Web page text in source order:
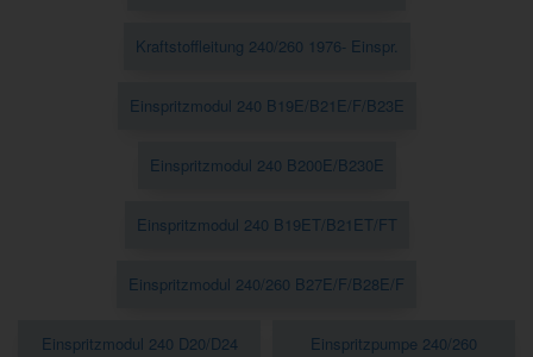
Kraftstoffleitung 240/260 1976- Einspr.
Einspritzmodul 240 B19E/B21E/F/B23E
Einspritzmodul 240 B200E/B230E
Einspritzmodul 240 B19ET/B21ET/FT
Einspritzmodul 240/260 B27E/F/B28E/F
Einspritzmodul 240 D20/D24 Einspritzpumpe 240/260